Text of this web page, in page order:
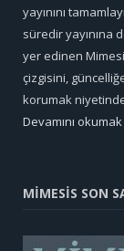
yayınını
süredir yayınına
yer edinen
çizgisini,
korumak
Devamını okumak
MİMESİS SON